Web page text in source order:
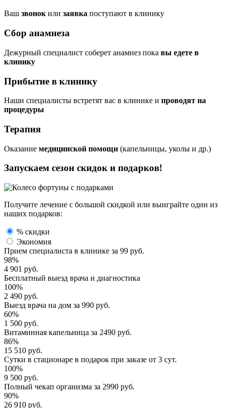
Ваш звонокили заявка поступают в клинику
Сбор анамнеза
Дежурный специалист соберет анамнез пока вы едете в
клинику
Прибытие в клинику
Наши специалисты встретят вас в клинике и проводят на
процедуры
Терапия
Оказание медицинской помощи (капельницы, уколы и др.)
Запускаем сезон скидок и подарков!
Получите лечение с большой скидкой или выиграйте один из
наших подарков:
% скидки
Экономия
Прием специалиста в клинике за 99 руб.
98%
4 901 руб.
Бесплатный выезд врача и диагностика
100%
2 490 руб.
Выезд врача на дом за 990 руб.
60%
1 500 руб.
Витаминная капельница за 2490 руб.
86%
15 510 руб.
Сутки в стационаре в подарок при заказе от 3 сут.
100%
9 500 руб.
Полный чекап организма за 2990 руб.
90%
26 910 руб.